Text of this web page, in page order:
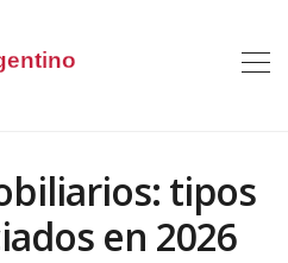
tipos
en 2026